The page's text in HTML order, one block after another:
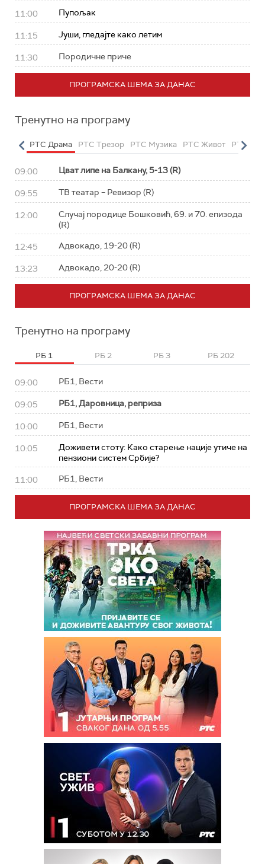
11:00 Пупољак
11:15 Јуши, гледајте како летим
11:30 Породичне приче
ПРОГРАМСКА ШЕМА ЗА ДАНАС
Тренутно на програму
РТС Драма РТС Трезор РТС Музика РТС Живот РТС
09:00 Цват липе на Балкану, 5-13 (R)
09:55 ТВ театар – Ревизор (R)
12:00
Случај породице Бошковић, 69. и 70. епизода
(R)
12:45 Адвокадо, 19-20 (R)
13:23 Адвокадо, 20-20 (R)
ПРОГРАМСКА ШЕМА ЗА ДАНАС
Тренутно на програму
РБ 1 РБ 2 РБ 3 РБ 202
09:00 РБ1, Вести
09:05 РБ1, Даровница, реприза
10:00 РБ1, Вести
10:05
Доживети стоту: Како старење нације утиче на
пензиони систем Србије?
11:00 РБ1, Вести
ПРОГРАМСКА ШЕМА ЗА ДАНАС